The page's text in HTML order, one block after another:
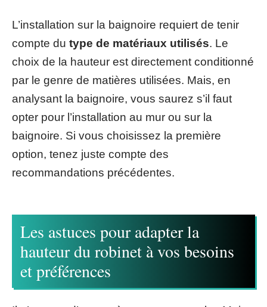
L’installation sur la baignoire requiert de tenir
compte du type de matériaux utilisés. Le
choix de la hauteur est directement conditionné
par le genre de matières utilisées. Mais, en
analysant la baignoire, vous saurez s’il faut
opter pour l’installation au mur ou sur la
baignoire. Si vous choisissez la première
option, tenez juste compte des
recommandations précédentes.
Les astuces pour adapter la
hauteur du robinet à vos besoins
et préférences